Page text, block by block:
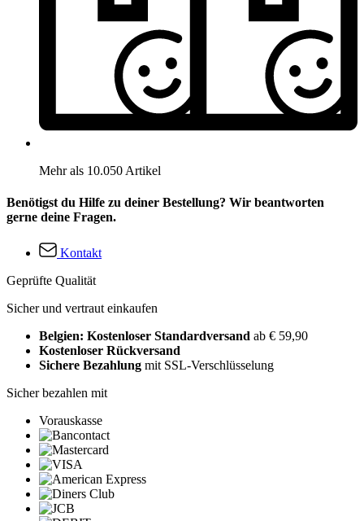
Mehr als 10.050 Artikel
Benötigst du Hilfe zu deiner Bestellung? Wir beantworten
gerne deine Fragen.
Kontakt
Geprüfte Qualität
Sicher und vertraut einkaufen
Belgien: Kostenloser Standardversand ab € 59,90
Kostenloser Rückversand
Sichere Bezahlung mit SSL-Verschlüsselung
Sicher bezahlen mit
Vorauskasse